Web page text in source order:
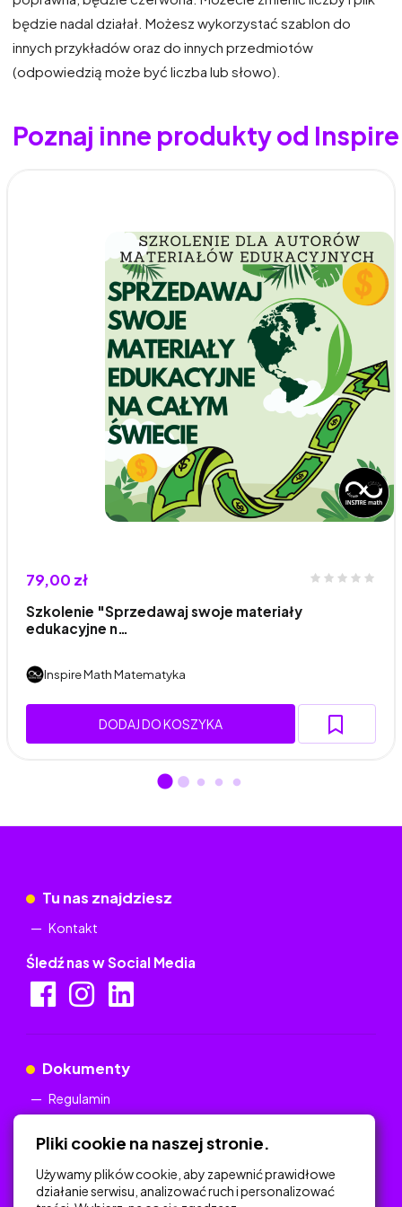
będzie nadal działał. Możesz wykorzystać szablon do
innych przykładów oraz do innych przedmiotów
(odpowiedzią może być liczba lub słowo).
Poznaj inne produkty od
79,00 zł
Szkolenie "Sprzedawaj swoje materiały
edukacyjne n…
Inspire Math Matematyka
DODAJ DO KOSZYKA
Tu nas znajdziesz
Kontakt
Śledź nas w Social Media
Dokumenty
Regulamin
Pliki cookie na naszej stronie.
Używamy plików cookie, aby zapewnić prawidłowe
działanie serwisu, analizować ruch i personalizować